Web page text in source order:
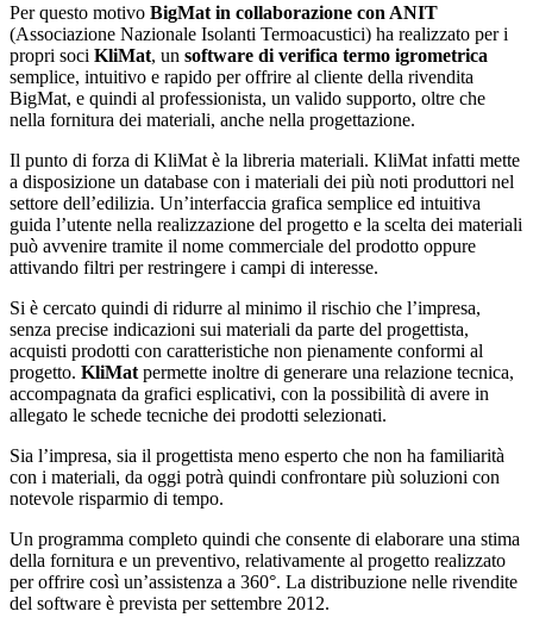
Per questo motivo BigMat in collaborazione con ANIT
(Associazione Nazionale Isolanti Termoacustici) ha realizzato per i
propri soci KliMat, un software di verifica termo igrometrica
semplice, intuitivo e rapido per offrire al cliente della rivendita
BigMat, e quindi al professionista, un valido supporto, oltre che
nella fornitura dei materiali, anche nella progettazione.
Il punto di forza di KliMat è la libreria materiali. KliMat infatti mette
a disposizione un database con i materiali dei più noti produttori nel
settore dell’edilizia. Un’interfaccia grafica semplice ed intuitiva
guida l’utente nella realizzazione del progetto e la scelta dei materiali
può avvenire tramite il nome commerciale del prodotto oppure
attivando filtri per restringere i campi di interesse.
Si è cercato quindi di ridurre al minimo il rischio che l’impresa,
senza precise indicazioni sui materiali da parte del progettista,
acquisti prodotti con caratteristiche non pienamente conformi al
progetto. KliMat permette inoltre di generare una relazione tecnica,
accompagnata da grafici esplicativi, con la possibilità di avere in
allegato le schede tecniche dei prodotti selezionati.
Sia l’impresa, sia il progettista meno esperto che non ha familiarità
con i materiali, da oggi potrà quindi confrontare più soluzioni con
notevole risparmio di tempo.
Un programma completo quindi che consente di elaborare una stima
della fornitura e un preventivo, relativamente al progetto realizzato
per offrire così un’assistenza a 360°. La distribuzione nelle rivendite
del software è prevista per settembre 2012.